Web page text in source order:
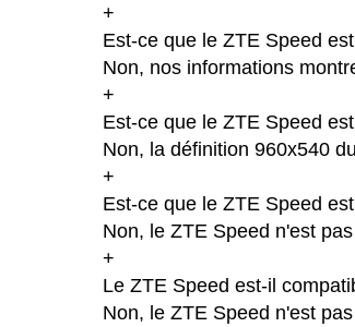
+
Est-ce que le ZTE Speed
Non, nos informations
+
Est-ce que le ZTE Speed
Non, la définition 960x540
+
Est-ce que le ZTE Speed
Non, le ZTE Speed n'est
+
Le ZTE Speed est-il
Non, le ZTE Speed n'est